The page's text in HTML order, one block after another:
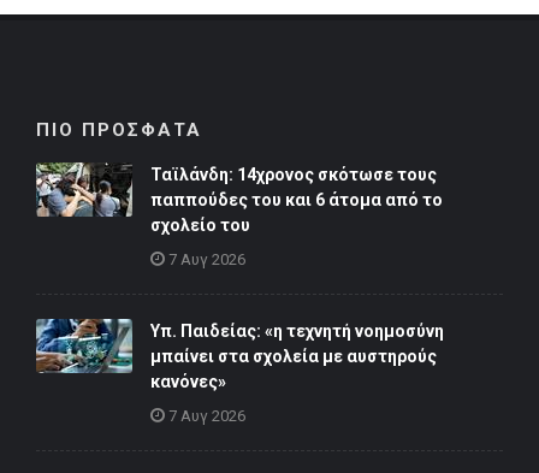
ΠΙΟ ΠΡΟΣΦΑΤΑ
Ταϊλάνδη: 14χρονος σκότωσε τους
παππούδες του και 6 άτομα από το
σχολείο του
7 Αυγ 2026
Υπ. Παιδείας: «η τεχνητή νοημοσύνη
μπαίνει στα σχολεία με αυστηρούς
κανόνες»
7 Αυγ 2026